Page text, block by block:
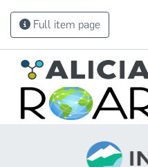
Full item page